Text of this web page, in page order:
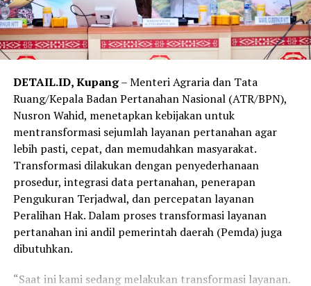
DETAIL.ID, Kupang– Menteri Agraria dan Tata
Ruang/Kepala Badan Pertanahan Nasional (ATR/BPN),
Nusron Wahid, menetapkan kebijakan untuk
mentransformasi sejumlah layanan pertanahan agar
lebih pasti, cepat, dan memudahkan masyarakat.
Transformasi dilakukan dengan penyederhanaan
prosedur, integrasi data pertanahan, penerapan
Pengukuran Terjadwal, dan percepatan layanan
Peralihan Hak. Dalam proses transformasi layanan
pertanahan ini andil pemerintah daerah (Pemda) juga
dibutuhkan.
“Saat ini kami sedang melakukan transformasi layanan.